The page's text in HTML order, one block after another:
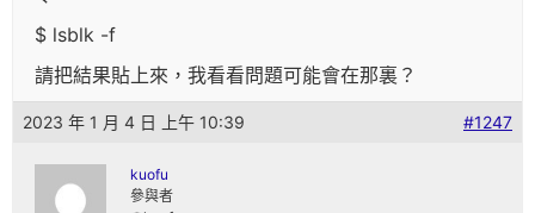
$ lsblk -f
請把結果貼上來，我看看問題可能會在那裏？
2023 年 1 月 4 日 上午 10:39 #1247
kuofu
參與者